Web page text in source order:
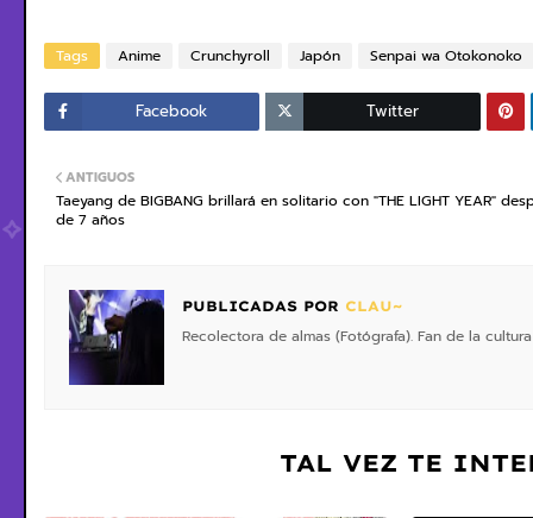
Tags Anime Crunchyroll Japón Senpai wa Otokonoko
Facebook Twitter
ANTIGUOS
Taeyang de BIGBANG brillará en solitario con "THE LIGHT YEAR"
de 7 años
PUBLICADAS POR CLAU~
Recolectora de almas (Fotógrafa). Fan de la
TAL VEZ TE